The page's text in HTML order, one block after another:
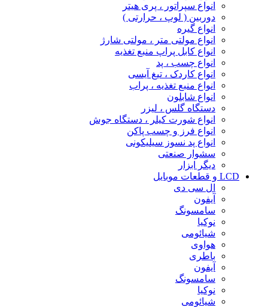
انواع سپراتور ، پری هیتر
دوربین ( لوپ ، حرارتی )
انواع گیره
انواع مولتی متر ، مولتی شارژ
انواع کابل پراپ منبع تغذیه
انواع چسب ، پد
انواع کاردک ، تیغ آیسی
انواع منبع تغذیه ، پراب
انواع شابلون
دستگاه گلس ، لیزر
انواع شورت کیلر ، دستگاه جوش
انواع فرز و چسب پاکن
انواع پد نسوز سیلیکونی
سشوار صنعتی
دیگر ابزار
LCD و قطعات موبایل
ال سی دی
آیفون
سامسونگ
نوکیا
شیائومی
هواوی
باطری
آیفون
سامسونگ
نوکیا
شیائومی